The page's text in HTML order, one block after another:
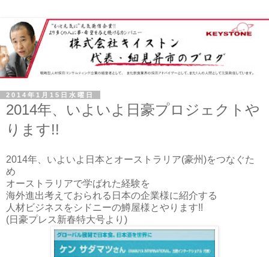
2014年1月15日水曜日
2014年、いよいよ日豪プロジェクトや
ります!!
2014年、いよいよ日本とオーストラリア(豪州)をつなぐた
め
オーストラリアで学ばれた経験を
海外進出考えておられる日本の企業様に紹介する
人材ビジネスをシドニーの鱒屋様とやります!!
(日豪プレス新春特大号より)